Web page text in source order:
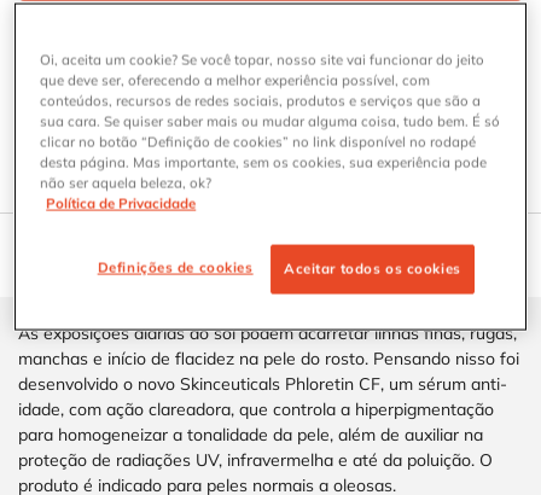
Onde Comprar SÉRUM ANTIOXIDANTE COM VITAMINA C
ONDE COMPRAR
ENCONTRE SEU PROTETOR SOLAR IDEAL
Responda ao teste para descobrir o protetor solar
ideal para a sua pele.
CARACTERÍSTICAS DOS PRODUTOS
DESCRIÇÃO COMO APLICAR BENEFÍCIOS
As exposições diárias ao sol podem acarretar linhas finas, rugas,
manchas e início de flacidez na pele do rosto. Pensando nisso foi
desenvolvido o novo Skinceuticals Phloretin CF, um sérum anti-
idade, com ação clareadora, que controla a hiperpigmentação
para homogeneizar a tonalidade da pele, além de auxiliar na
proteção de radiações UV, infravermelha e até da poluição. O
produto é indicado para peles normais a oleosas.
Oi, aceita um cookie? Se você topar, nosso site vai funcionar do jeito
que deve ser, oferecendo a melhor experiência possível, com
conteúdos, recursos de redes sociais, produtos e serviços que são a
sua cara. Se quiser saber mais ou mudar alguma coisa, tudo bem. É só
clicar no botão “Definição de cookies” no link disponível no rodapé
desta página. Mas importante, sem os cookies, sua experiência pode
não ser aquela beleza, ok?
Política de Privacidade
Definições de cookies Aceitar todos os cookies